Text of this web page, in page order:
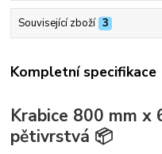
Související zboží 3
Kompletní specifikace
Krabice 800 mm x
pětivrstvá 📦